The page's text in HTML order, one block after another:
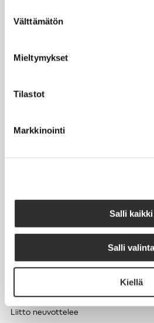
valinta
Välttämätön
Mieltymykset
Tilastot
Markkinointi
Salli kaikki
Salli valinta
Kiellä
KirVESTES 2025-2028, KJTES sekä
Palkkaus
Työttömyys ja lomautukset
Kesätyöntekijän työehdot ja palkkaus
EDUNVALVONTA
Liitto neuvottelee